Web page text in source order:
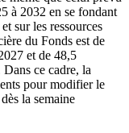
à 2032 en se fondant
sur les ressources
du Fonds est de
et de 48,5
ce cadre, la
pour modifier le
la semaine